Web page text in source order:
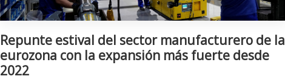
Repunte estival del sector manufacturero de la
eurozona con la expansión más fuerte desde
2022